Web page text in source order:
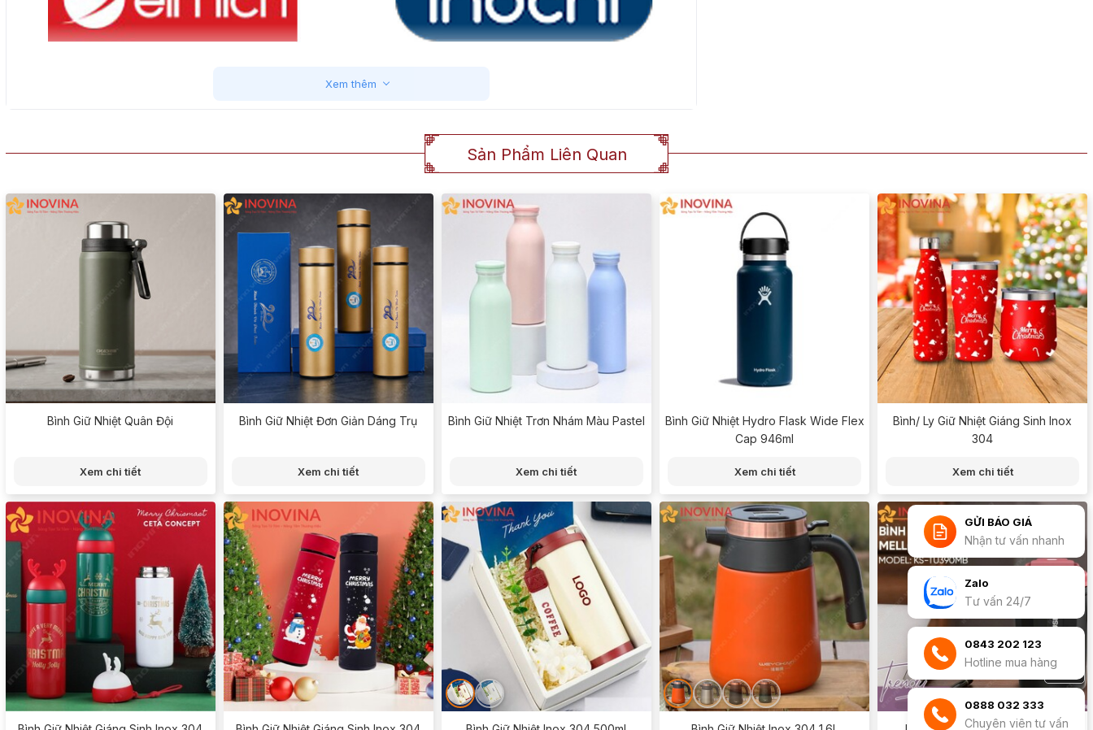
Xem thêm
Sản Phẩm Liên Quan
Bình Giữ Nhiệt Quân Đội
Xem chi tiết
Bình Giữ Nhiệt Đơn Giản Dáng Trụ
Xem chi tiết
Bình Giữ Nhiệt Trơn Nhám Màu Pastel
Xem chi tiết
Bình Giữ Nhiệt Hydro Flask Wide Flex
Cap 946ml
Xem chi tiết
Bình/ Ly Giữ Nhiệt Giáng Sinh Inox
304
Xem chi tiết
GỬI BÁO GIÁ
Nhận tư vấn nhanh
Zalo
Tư vấn 24/7
0843 202 123
Hotline mua hàng
0888 032 333
Chuyên viên tư vấn